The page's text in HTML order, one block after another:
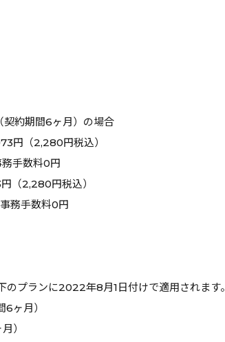
約期間6ヶ月）の場合
円（2,280円税込）
務手数料0円
（2,280円税込）
務手数料0円
プランに2022年8月1日付けで適用されます。
ヶ月）
）